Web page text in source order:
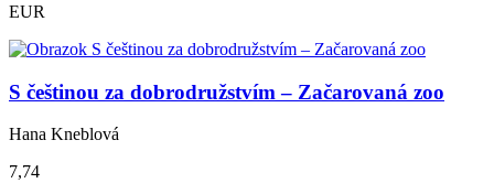
EUR
S češtinou za dobrodružstvím – Začarovaná zoo
Hana Kneblová
7,74